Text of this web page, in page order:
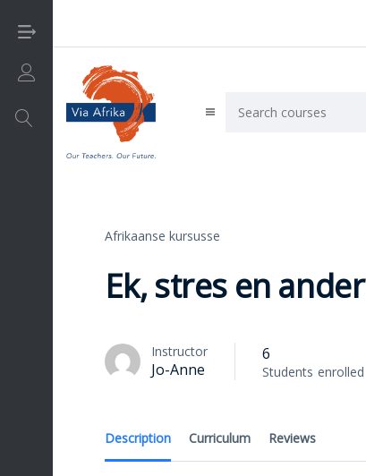
Login/Sign Up
Afrikaanse kursusse
Ek, stres en ander
Instructor
Jo-Anne
6
Students enrolled
Description Curriculum Reviews